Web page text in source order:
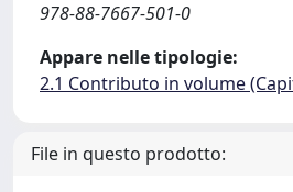
978-88-7667-501-0
Appare nelle tipologie:
2.1 Contributo in volume
File in questo prodotto: